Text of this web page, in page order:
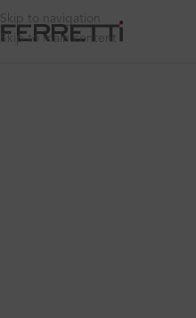
Skip to navigation
Skip to main content